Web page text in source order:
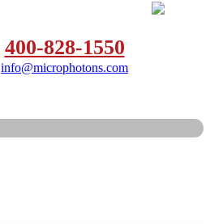
400-828-1550
info@microphotons.com